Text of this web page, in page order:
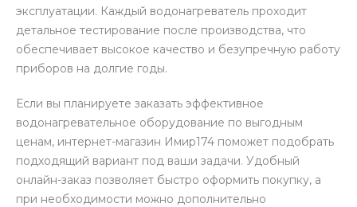
эксплуатации. Каждый водонагреватель проходит
детальное тестирование после производства, что
обеспечивает высокое качество и безупречную работу
приборов на долгие годы.
Если вы планируете заказать эффективное
водонагревательное оборудование по выгодным
ценам, интернет-магазин Имир174 поможет подобрать
подходящий вариант под ваши задачи. Удобный
онлайн-заказ позволяет быстро оформить покупку, а
при необходимости можно дополнительно